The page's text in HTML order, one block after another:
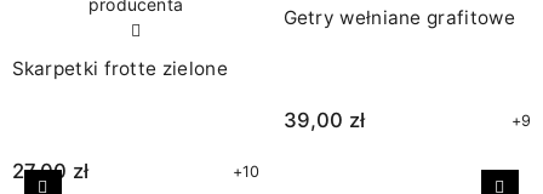
Skarpetki frotte zielone
27,00 zł +10
Getry wełniane grafitowe
39,00 zł +9